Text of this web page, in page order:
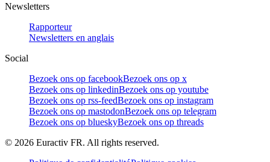
Newsletters
Rapporteur
Newsletters en anglais
Social
Bezoek ons op facebookBezoek ons op x
Bezoek ons op linkedinBezoek ons op youtube
Bezoek ons op rss-feedBezoek ons op instagram
Bezoek ons op mastodonBezoek ons op telegram
Bezoek ons op blueskyBezoek ons op threads
© 2026 Euractiv FR. All rights reserved.